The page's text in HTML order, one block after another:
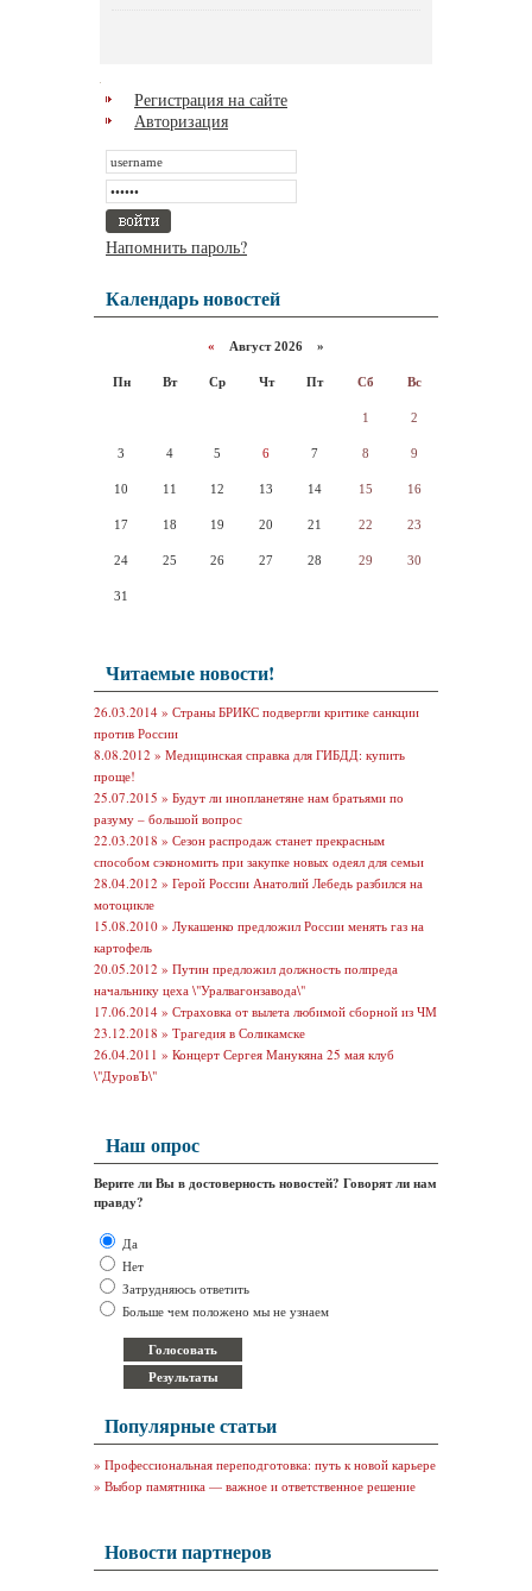
Регистрация на сайте
Авторизация
Напомнить пароль?
Календарь новостей
« Август 2026 »
Пн Вт Ср Чт Пт Сб Вс
1 2
3 4 5 6 7 8 9
10 11 12 13 14 15 16
17 18 19 20 21 22 23
24 25 26 27 28 29 30
31
Читаемые новости!
26.03.2014 » Страны БРИКС подвергли критике санкции
против России
8.08.2012 » Медицинская справка для ГИБДД: купить
проще!
25.07.2015 » Будут ли инопланетяне нам братьями по
разуму – большой вопрос
22.03.2018 » Сезон распродаж станет прекрасным
способом сэкономить при закупке новых одеял для семьи
28.04.2012 » Герой России Анатолий Лебедь разбился на
мотоцикле
15.08.2010 » Лукашенко предложил России менять газ на
картофель
20.05.2012 » Путин предложил должность полпреда
начальнику цеха \"Уралвагонзавода\"
17.06.2014 » Страховка от вылета любимой сборной из ЧМ
23.12.2018 » Трагедия в Соликамске
26.04.2011 » Концерт Сергея Манукяна 25 мая клуб
\"ДуровЪ\"
Наш опрос
Верите ли Вы в достоверность новостей? Говорят ли нам
правду?
Да
Нет
Затрудняюсь ответить
Больше чем положено мы не узнаем
Популярные статьи
» Профессиональная переподготовка: путь к новой карьере
» Выбор памятника — важное и ответственное решение
Новости партнеров